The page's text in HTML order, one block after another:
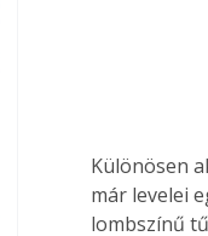
Különösen
már levelei
lombszínű